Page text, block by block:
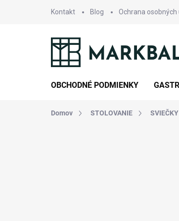
Kontakt Blog Ochrana osobných
OBCHODNÉ PODMIENKY
Domov STOLOVANIE SVIEČKY